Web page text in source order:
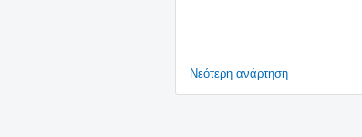
Νεότερη ανάρτηση